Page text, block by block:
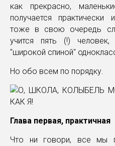
как прекрасно,
получается
тоже в свою очередь
учится пять (!)
"широкой спиной"
Но обо всем по порядку.
Глава первая, практичная
Что ни говори, все мы